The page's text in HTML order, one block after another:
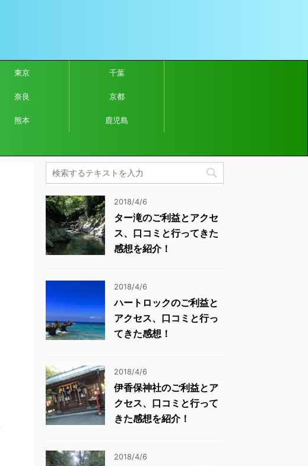
東京 千葉
奈良 京都
熊本 鹿児島
2018/4/6
ター滝のご利益とアクセ
ス、口コミと行ってきた
感想を紹介！
2018/4/6
ハートロックのご利益と
アクセス、口コミと行っ
てきた感想！
2018/4/6
伊香保神社のご利益とア
クセス、口コミと行って
きた感想を紹介！
2018/4/6